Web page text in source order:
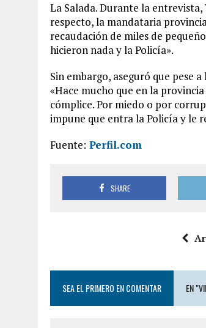
La Salada. Durante la
respecto, la mandataria
recaudación de miles de
hicieron nada y la Policía».
Sin embargo, aseguró que pese
«Hace mucho que en la
cómplice. Por miedo o por
impune que entra la Policía y le
Fuente: Perfil.com
SHARE
SEA EL PRIMERO EN COMENTAR EN